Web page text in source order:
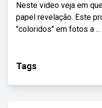
Neste video veja em
papel revelação. Este
"coloridos" em fotos a ...
Tags